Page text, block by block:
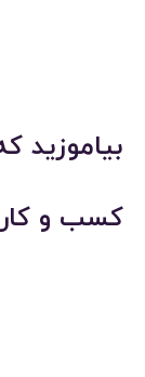
بیاموزید
کسب و